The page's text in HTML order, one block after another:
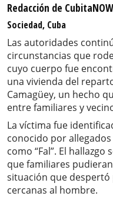
Redacción de CubitaNOW
Sociedad, Cuba
Las autoridades
circunstancias que
cuyo cuerpo fue
una vivienda del
Camagüey, un hecho
entre familiares y
La víctima fue
conocido por
como “Fal”. El
que familiares
situación que
cercanas al hombre.